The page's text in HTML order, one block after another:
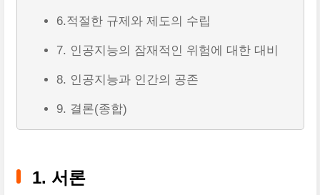
6.적절한 규제와 제도의 수립
7. 인공지능의 잠재적인 위험에 대한 대비
8. 인공지능과 인간의 공존
9. 결론(종합)
1. 서론